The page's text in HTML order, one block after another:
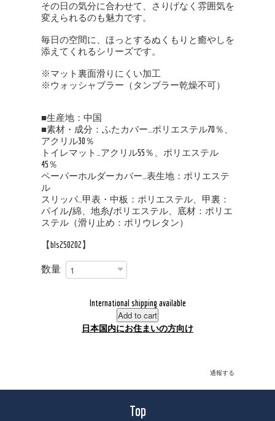
その日の気分に合わせて、さりげなく雰囲気を
変えられるのも魅力です。
毎日の空間に、ほっとするぬくもりと癒やしを
添えてくれるシリーズです。
※マット裏面滑りにくい加工
※ウォッシャブラー（タンブラー乾燥不可）
■生産地：中国
■素材・成分：ふたカバー…ポリエステル70％、
アクリル30％
トイレマット…アクリル55％、ポリエステル
45％
ペーパーホルダーカバー…表生地：ポリエステ
ル
スリッパ…甲表・中板：ポリエステル、甲裏：
パイル/綿、地糸/ポリエステル、底材：ポリエ
ステル（滑り止め：ポリウレタン）
【bls250202】
数量
International shipping available
Add to cart
日本国内にお住まいの方向け
通報する
Top